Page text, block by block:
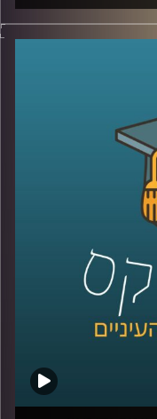
במערכת השלטונית
ובעצם בכלל
ואחוז בעלי ההשכלה
התלמידים ושכר
בת ה-76 סובלת מחוסר יציבות שלטונית,
לשנות את השיטה,